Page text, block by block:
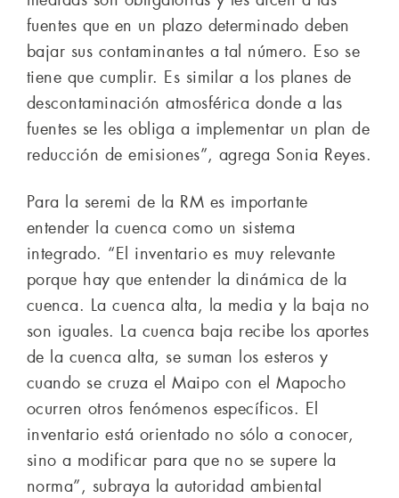
fuentes que en un plazo determinado deben
bajar sus contaminantes a tal número. Eso se
tiene que cumplir. Es similar a los planes de
descontaminación atmosférica donde a las
fuentes se les obliga a implementar un plan de
reducción de emisiones”, agrega Sonia Reyes.
Para la seremi de la RM es importante
entender la cuenca como un sistema
integrado. “El inventario es muy relevante
porque hay que entender la dinámica de la
cuenca. La cuenca alta, la media y la baja no
son iguales. La cuenca baja recibe los aportes
de la cuenca alta, se suman los esteros y
cuando se cruza el Maipo con el Mapocho
ocurren otros fenómenos específicos. El
inventario está orientado no sólo a conocer,
sino a modificar para que no se supere la
norma”, subraya la autoridad ambiental